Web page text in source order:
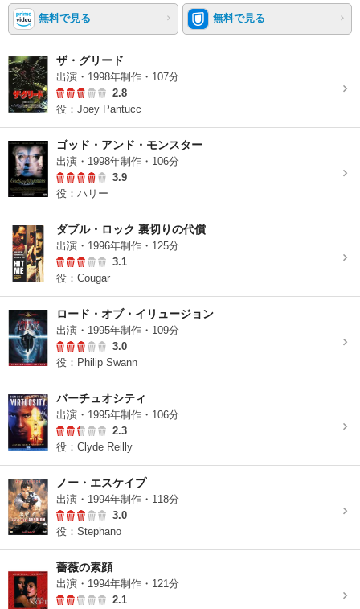
無料で見る 無料で見る
ザ・グリード
出演・1998年制作・107分
2.8
役：Joey Pantucc
ゴッド・アンド・モンスター
出演・1998年制作・106分
3.9
役：ハリー
ダブル・ロック 裏切りの代償
出演・1996年制作・125分
3.1
役：Cougar
ロード・オブ・イリュージョン
出演・1995年制作・109分
3.0
役：Philip Swann
バーチュオシティ
出演・1995年制作・106分
2.3
役：Clyde Reilly
ノー・エスケイプ
出演・1994年制作・118分
3.0
役：Stephano
薔薇の素顔
出演・1994年制作・121分
2.1